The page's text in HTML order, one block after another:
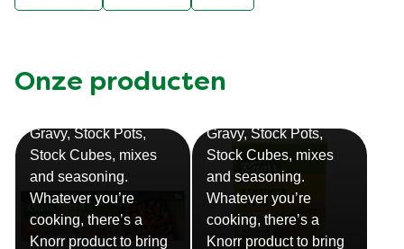
Vegetarian Winter kip
Onze producten
Bouillon
Gravy, Stock Pots,
Stock Cubes, mixes
and seasoning.
Soep
Gravy, Stock Pots,
Stock Cubes, mixes
and seasoning.